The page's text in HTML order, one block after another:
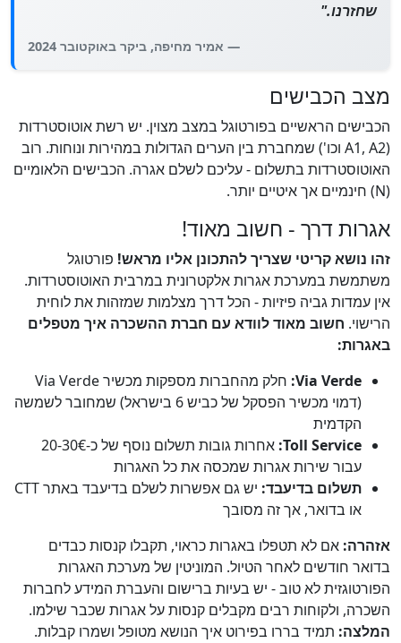
שחזרנו."
— אמיר מחיפה, ביקר באוקטובר 2024
מצב הכבישים
הכבישים הראשיים בפורטוגל במצב מצוין. יש רשת אוטוסטרדות
(A1, A2 וכו') שמחברת בין הערים הגדולות במהירות ונוחות. רוב
האוטוסטרדות בתשלום - עליכם לשלם אגרה. הכבישים הלאומיים
(N) חינמיים אך איטיים יותר.
אגרות דרך - חשוב מאוד!
זהו נושא קריטי שצריך להתכונן אליו מראש! פורטוגל
משתמשת במערכת אגרות אלקטרונית במרבית האוטוסטרדות.
אין עמדות גביה פיזיות - הכל דרך מצלמות שמזהות את לוחית
הרישוי. חשוב מאוד לוודא עם חברת ההשכרה איך מטפלים
באגרות:
Via Verde:
חלק מהחברות מספקות מכשיר Via Verde
(דמוי מכשיר הפסקל של כביש 6 בישראל) שמחובר לשמשה
הקדמית
Toll Service:
אחרות גובות תשלום נוסף של כ-20-30€
עבור שירות אגרות שמכסה את כל האגרות
תשלום בדיעבד:
יש גם אפשרות לשלם בדיעבד באתר CTT
או בדואר, אך זה מסובך
אזהרה: אם לא תטפלו באגרות כראוי, תקבלו קנסות כבדים
בדואר חודשים לאחר הטיול. המוניטין של מערכת האגרות
הפורטוגזית לא טוב - יש בעיות ברישום והעברת המידע לחברות
השכרה, ולקוחות רבים מקבלים קנסות על אגרות שכבר שילמו.
המלצה: תמיד בררו בפירוט איך הנושא מטופל ושמרו קבלות.